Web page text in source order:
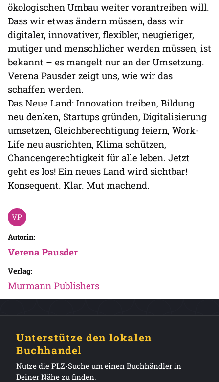
ökologischen Umbau weiter vorantreiben will.
Dass wir etwas ändern müssen, dass wir
digitaler, innovativer, flexibler, neugieriger,
mutiger und menschlicher werden müssen, ist
bekannt – es mangelt nur an der Umsetzung.
Verena Pausder zeigt uns, wie wir das
schaffen werden.
Das Neue Land: Innovation treiben, Bildung
neu denken, Startups gründen, Digitalisierung
umsetzen, Gleichberechtigung feiern, Work-
Life neu ausrichten, Klima schützen,
Chancengerechtigkeit für alle leben. Jetzt
geht es los! Ein neues Land wird sichtbar!
Konsequent. Klar. Mut machend.
Autorin:
Verena Pausder
Verlag:
Murmann Publishers
Unterstütze den lokalen
Buchhandel
Nutze die PLZ-Suche um einen Buchhändler in
Deiner Nähe zu finden.